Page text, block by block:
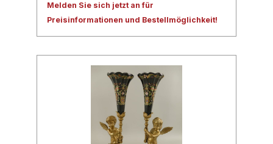
Melden Sie sich jetzt an für
Preisinformationen und Bestellmöglichkeit!